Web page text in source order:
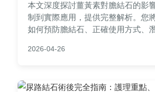
本文深度探討薑黃素對膽結石的影
制到實際應用，提供完整解析。您
如何預防膽結石、正確使用方式、
於研究數據和實用建議，適合有膽
2026-04-26